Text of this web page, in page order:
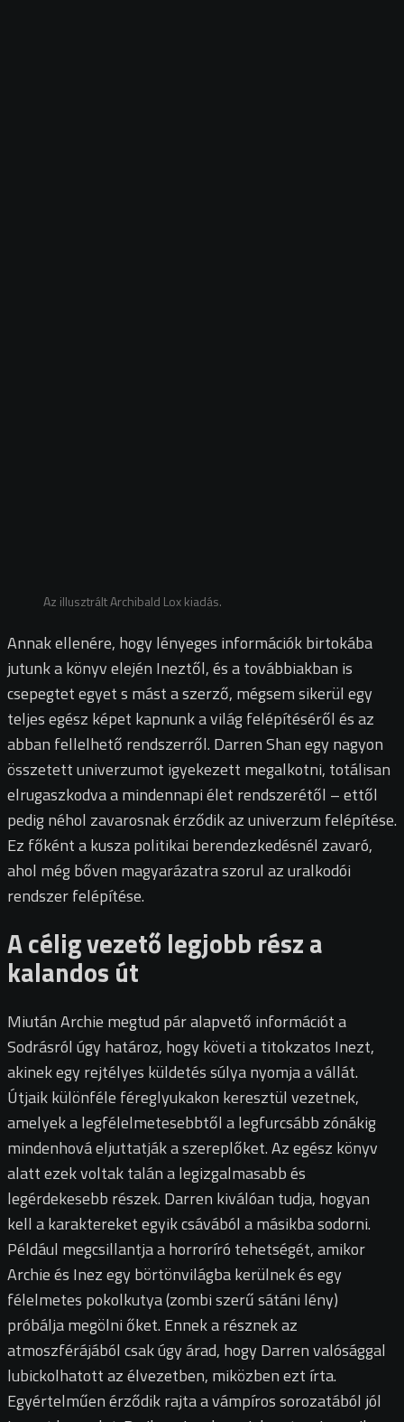
Az illusztrált Archibald Lox kiadás.
Annak ellenére, hogy lényeges információk birtokába
jutunk a könyv elején Ineztől, és a továbbiakban is
csepegtet egyet s mást a szerző, mégsem sikerül egy
teljes egész képet kapnunk a világ felépítéséről és az
abban fellelhető rendszerről. Darren Shan egy nagyon
összetett univerzumot igyekezett megalkotni, totálisan
elrugaszkodva a mindennapi élet rendszerétől – ettől
pedig néhol zavarosnak érződik az univerzum felépítése.
Ez főként a kusza politikai berendezkedésnél zavaró,
ahol még bőven magyarázatra szorul az uralkodói
rendszer felépítése.
A célig vezető legjobb rész a
kalandos út
Miután Archie megtud pár alapvető információt a
Sodrásról úgy határoz, hogy követi a titokzatos Inezt,
akinek egy rejtélyes küldetés súlya nyomja a vállát.
Útjaik különféle féreglyukakon keresztül vezetnek,
amelyek a legfélelmetesebbtől a legfurcsább zónákig
mindenhová eljuttatják a szereplőket. Az egész könyv
alatt ezek voltak talán a legizgalmasabb és
legérdekesebb részek. Darren kiválóan tudja, hogyan
kell a karaktereket egyik csávából a másikba sodorni.
Például megcsillantja a horroríró tehetségét, amikor
Archie és Inez egy börtönvilágba kerülnek és egy
félelmetes pokolkutya (zombi szerű sátáni lény)
próbálja megölni őket. Ennek a résznek az
atmoszférájából csak úgy árad, hogy Darren valósággal
lubickolhatott az élvezetben, miközben ezt írta.
Egyértelműen érződik rajta a vámpíros sorozatából jól